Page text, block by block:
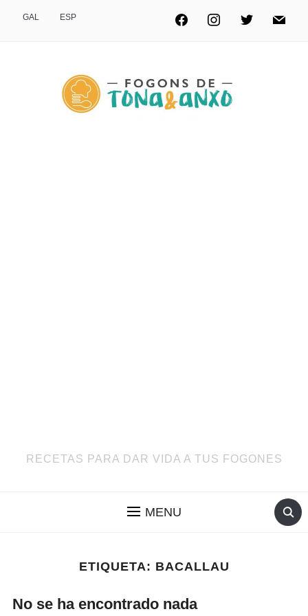
GAL ESP
RECETAS PARA DAR VIDA A TUS FOGONES
MENU
ETIQUETA: BACALLAU
No se ha encontrado nada